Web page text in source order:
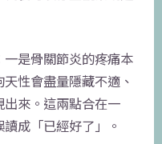
是骨關節炎的疼痛本
性會盡量隱藏不適、
來。這兩點合在一
成「已經好了」。